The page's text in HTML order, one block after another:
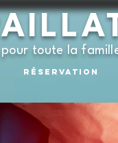
toute la
Réservation